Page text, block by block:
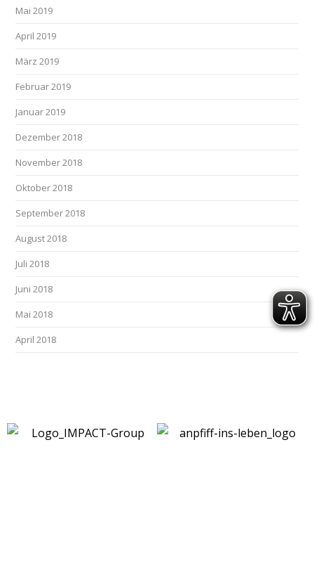
Mai 2019
April 2019
März 2019
Februar 2019
Januar 2019
Dezember 2018
November 2018
Oktober 2018
September 2018
August 2018
Juli 2018
Juni 2018
Mai 2018
April 2018